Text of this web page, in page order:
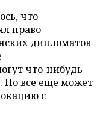
что
право
дипломатов
что-нибудь
Но все еще может
с